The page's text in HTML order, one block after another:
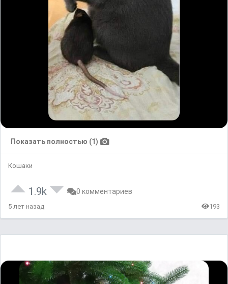
Показать полностью (1)
Кошаки
1.9k 0 комментариев
5 лет назад 193